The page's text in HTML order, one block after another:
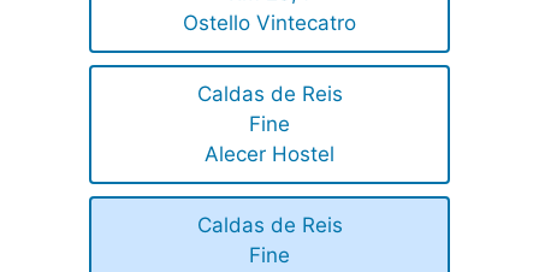
Ostello Vintecatro
Caldas de Reis
Fine
Alecer Hostel
Caldas de Reis
Fine